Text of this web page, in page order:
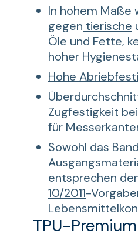
In hohem Maße
gegen tierische
Öle und Fette,
hoher
Hohe
Zugfestigkeit
für
Sowohl das
entsprechen
10/2011-
TPU-